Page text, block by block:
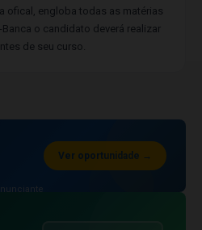
ofical, engloba todas as matérias
o candidato deverá realizar
de seu curso.
Ver oportunidade →